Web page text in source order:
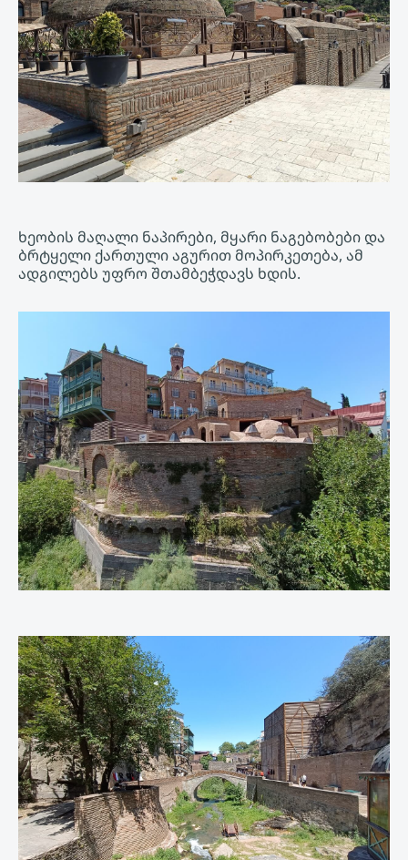
ხეობის მაღალი ნაპირები, მყარი ნაგებობები და
ბრტყელი ქართული აგურით მოპირკეთება, ამ
ადგილებს უფრო შთამბეჭდავს ხდის.